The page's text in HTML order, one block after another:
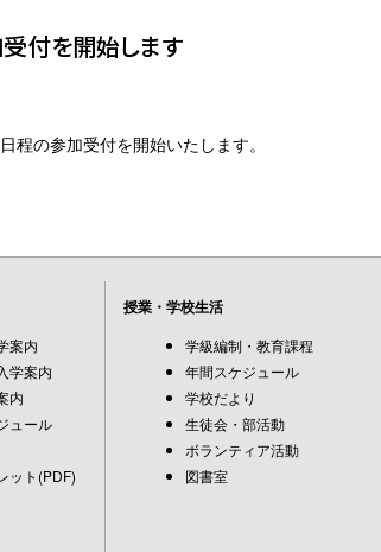
付を開始します
の参加受付を開始いたします。
案内
学案内
内
ュール
ット(PDF)
授業・学校生活
学級編制・教育課程
年間スケジュール
学校だより
生徒会・部活動
ボランティア活動
図書室